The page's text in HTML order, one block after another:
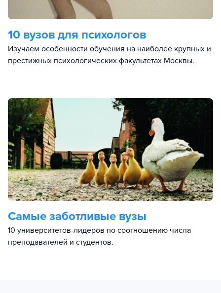
10 вузов для психологов
Изучаем особенности обучения на наиболее крупных и
престижных психологических факультетах Москвы.
Самые заботливые вузы
10 университетов-лидеров по соотношению числа
преподавателей и студентов.